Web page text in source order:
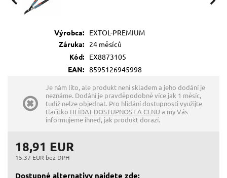
Výrobca:
EXTOL-PREMIUM
Záruka:
24 měsíců
Kód:
EX8873105
EAN: 8595126945998
Je nám líto, ale produkt není skladem a jeho dodání je
neznáme. Dodání je pravděpodobně více jak 1 měsíc,
tudíž nelze objednat. Pro hlídání dostupnosti využijte
tlačítko HLÍDAT DOSTUPNOST A CENU a my Vás
informujeme ihned, jak produkt dorazí.
18,91 EUR
15.37 EUR bez DPH
Dostupné alternativy najdete zde: